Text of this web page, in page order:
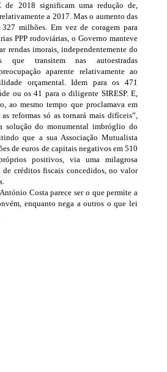
de 2018 significam uma redução de,
a 2017. Mas o aumento das
milhões. Em vez de coragem para
PPP rodoviárias, o Governo manteve
rendas imorais, independentemente do
que transitem nas autoestradas
aparente relativamente ao
orçamental. Idem para os 471
ou os 41 para o diligente SIRESP. E,
ao mesmo tempo que proclamava em
reformas só as tornará mais difíceis”,
solução do monumental imbróglio do
que a sua Associação Mutualista
de euros de capitais negativos em 510
positivos, via uma milagrosa
créditos fiscais concedidos, no valor
Costa parece ser o que permite a
enquanto nega a outros o que lei